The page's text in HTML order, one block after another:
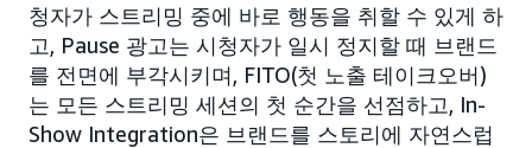
청자가 스트리밍 중에 바로 행동을 취할 수 있게 하
고, Pause 광고는 시청자가 일시 정지할 때 브랜드
를 전면에 부각시키며, FITO(첫 노출 테이크오버)
는 모든 스트리밍 세션의 첫 순간을 선점하고, In-
Show Integration은 브랜드를 스토리에 자연스럽